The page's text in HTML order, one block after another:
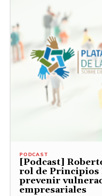
PODCAST
[Podcast]
rol de Principios
prevenir
empresariales